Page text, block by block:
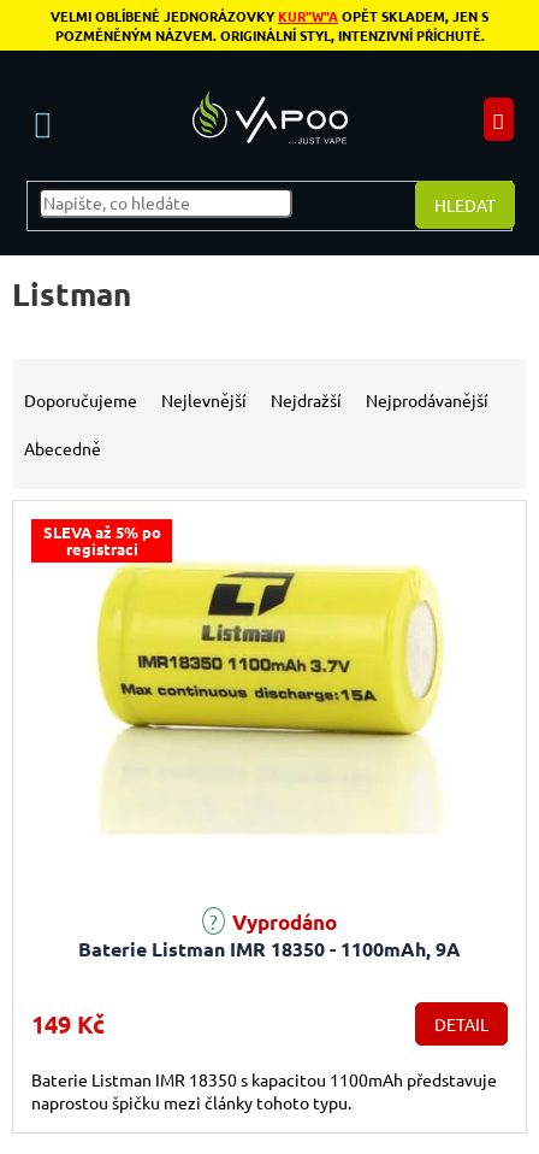
Přejít na obsah
VELMI OBLÍBENÉ JEDNORÁZOVKYKUR"W"AOPĚT SKLADEM, JEN S
POZMĚNĚNÝM NÁZVEM. ORIGINÁLNÍ STYL, INTENZIVNÍ PŘÍCHUTĚ.
HLEDAT
Listman
Doporučujeme Nejlevnější Nejdražší Nejprodávanější
Abecedně
Výpis produktů
SLEVA až 5% po
registraci
Baterie Listman IMR 18350 - 1100mAh, 9A
Vyprodáno
149 Kč DETAIL
Baterie Listman IMR 18350 s kapacitou 1100mAh představuje
naprostou špičku mezi články tohoto typu.